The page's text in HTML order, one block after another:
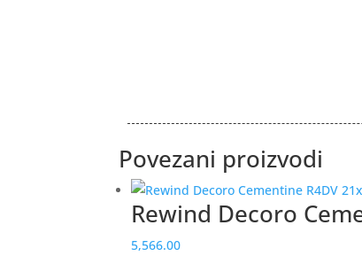
Povezani proizvodi
Rewind Decoro
5,566.00